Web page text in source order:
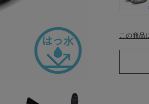
この商品